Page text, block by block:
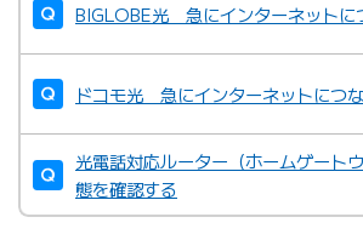
BIGLOBE光 急にインターネットに
ドコモ光 急にインターネットにつ
光電話対応ルーター（ホームゲート
態を確認する